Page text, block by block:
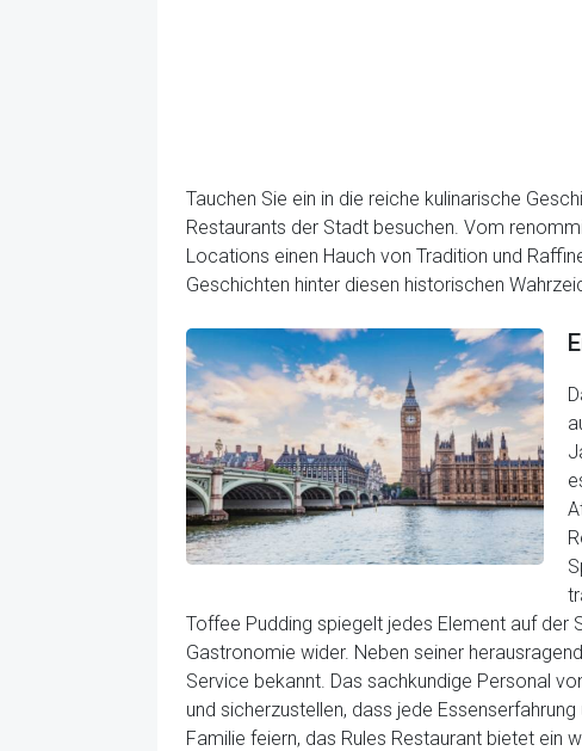
Tauchen Sie ein in die reiche kulinarische
Restaurants der Stadt besuchen. Vom
Locations einen Hauch von Tradition und
Geschichten hinter diesen historischen
Toffee Pudding spiegelt jedes Element auf der
Gastronomie wider. Neben seiner
Service bekannt. Das sachkundige Personal
und sicherzustellen, dass jede
Familie feiern, das Rules Restaurant bietet ein